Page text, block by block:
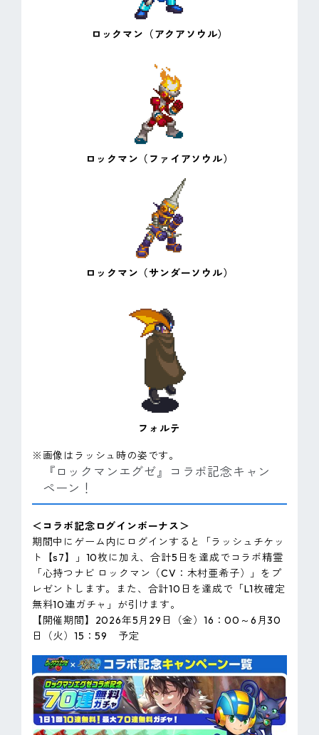
ロックマン（アクアソウル）
ロックマン（ファイアソウル）
ロックマン（サンダーソウル）
フォルテ
※画像はラッシュ時の姿です。
『ロックマンエグゼ』コラボ記念キャン
ペーン！
＜コラボ記念ログインボーナス＞
期間中にゲーム内にログインすると「ラッシュチケッ
ト【s7】」10枚に加え、合計5日を達成でコラボ精霊
「心持つナビ ロックマン（CV：木村亜希子）」をプ
レゼントします。また、合計10日を達成で「L1枚確定
無料10連ガチャ」が引けます。
【開催期間】2026年5月29日（金）16：00～6月30
日（火）15：59 予定